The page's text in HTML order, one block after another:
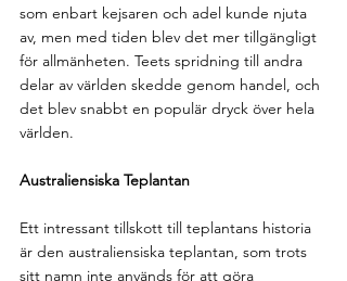
som enbart kejsaren och adel kunde njuta
av, men med tiden blev det mer tillgängligt
för allmänheten. Teets spridning till andra
delar av världen skedde genom handel, och
det blev snabbt en populär dryck över hela
världen.
Australiensiska Teplantan
Ett intressant tillskott till teplantans historia
är den australiensiska teplantan, som trots
sitt namn inte används för att göra